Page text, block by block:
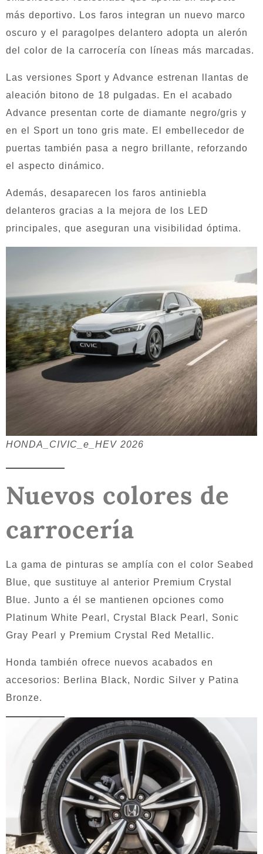
más deportivo. Los faros integran un nuevo marco
oscuro y el paragolpes delantero adopta un alerón
del color de la carrocería con líneas más marcadas.
Las versiones Sport y Advance estrenan llantas de
aleación bitono de 18 pulgadas. En el acabado
Advance presentan corte de diamante negro/gris y
en el Sport un tono gris mate. El embellecedor de
puertas también pasa a negro brillante, reforzando
el aspecto dinámico.
Además, desaparecen los faros antiniebla
delanteros gracias a la mejora de los LED
principales, que aseguran una visibilidad óptima.
HONDA_CIVIC_e_HEV 2026
Nuevos colores de
carrocería
La gama de pinturas se amplía con el color Seabed
Blue, que sustituye al anterior Premium Crystal
Blue. Junto a él se mantienen opciones como
Platinum White Pearl, Crystal Black Pearl, Sonic
Gray Pearl y Premium Crystal Red Metallic.
Honda también ofrece nuevos acabados en
accesorios: Berlina Black, Nordic Silver y Patina
Bronze.